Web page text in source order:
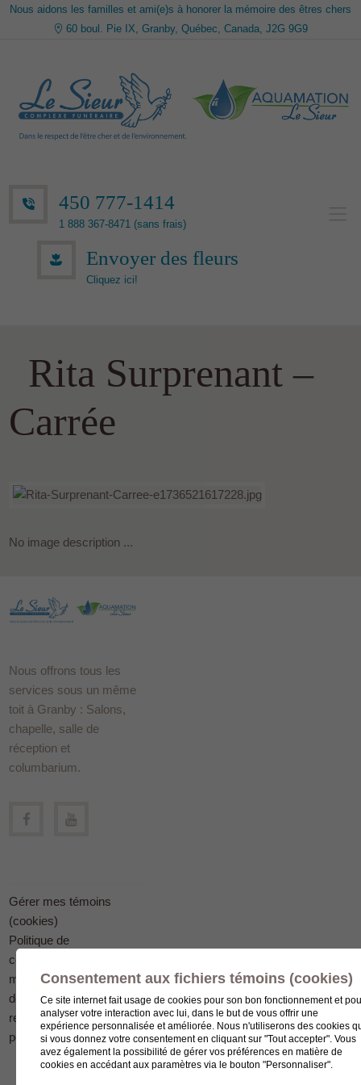
Nous aidons les familles et ami(e)s à honorer la mémoire des êtres chers
60 boul. Pie IX, Granby, Québec, Canada, J2G 9G9
450 777-1414
1 888 367-8471 (sans frais)
Envoyer des fleurs
Cliquez ici!
Rita Surprenant –
Carrée
No image description ...
Nous offrons tous les
services sous un même
toit à Granby : Salons,
chapelle, salle de
réception et
columbarium.
Gérer mes témoins
(cookies)
Politique de
confidentialité en
matière
de protection des
renseignements
personnels
Consentement aux fichiers témoins (cookies)
Ce site internet fait usage de cookies pour son bon fonctionnement et
analyser votre interaction avec lui, dans le but de vous offrir une
expérience personnalisée et améliorée. Nous n'utiliserons des cookies
si vous donnez votre consentement en cliquant sur "Tout accepter". Vous
avez également la possibilité de gérer vos préférences en matière de
cookies en accédant aux paramètres via le bouton "Personnaliser".